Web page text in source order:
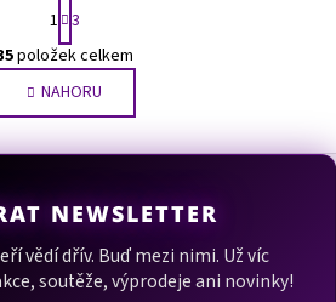
O
v
l
á
d
c
í
p
r
S
t
r
á
n
k
o
n
1 3
položek celkem
NAHORU
NEWSLETTER
vědí dřív. Buď mezi nimi. Už víc
soutěže, výprodeje ani novinky!